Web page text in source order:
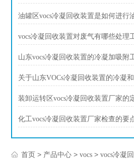
油罐区vocs冷凝回收装置是如何进行
vocs冷凝回收装置对废气有哪些处理
山东vocs冷凝回收装置的冷凝加吸附
关于山东VOCs冷凝回收装置的冷凝
装卸运转区vocs冷凝回收装置厂家的
化工vocs冷凝回收装置厂家检查的要
首页 > 产品中心 >vocs >vocs冷凝